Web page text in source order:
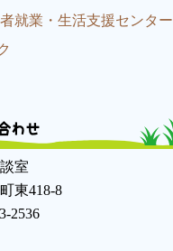
就業・生活支援センター
わせ
室
東418-8
2536